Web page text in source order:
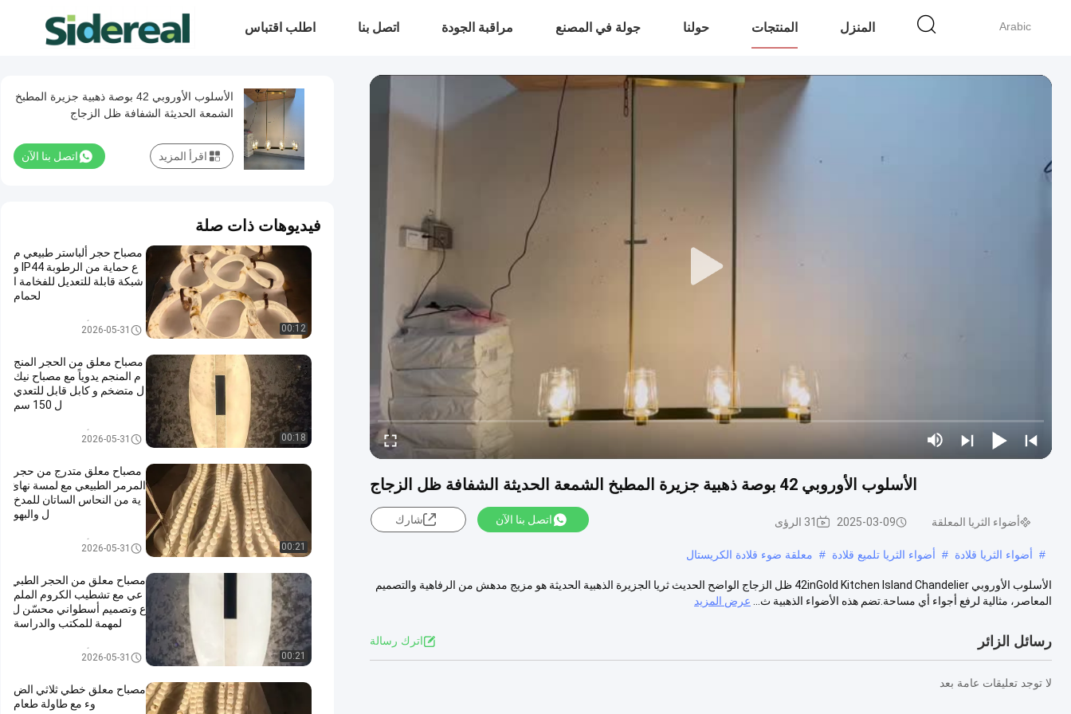
Arabic المنزل المنتجات حولنا جولة في المصنع مراقبة الجودة اتصل بنا اطلب اقتباس
الأسلوب الأوروبي 42 بوصة ذهبية جزيرة المطبخ الشمعة الحديثة الشفافة ظل الزجاج
أضواء الثريا المعلقة 2025-03-09 31 الرؤى اتصل بنا الآن شارك
# أضواء الثريا قلادة # أضواء الثريا تلميع قلادة # معلقة ضوء قلادة الكريستال
الأسلوب الأوروبي 42inGold Kitchen Island Chandelier ظل الزجاج الواضح الحديث ثريا الجزيرة الذهبية الحديثة هو مزيج مدهش من الرفاهية والتصميم
المعاصر، مثالية لرفع أجواء أي مساحة.تضم هذه الأضواء الذهبية ث...
عرض المزيد
رسائل الزائر اترك رسالة
لا توجد تعليقات عامة بعد
الأسلوب الأوروبي 42 بوصة ذهبية جزيرة المطبخ
الشمعة الحديثة الشفافة ظل الزجاج
اتصل بنا الآن اقرأ المزيد
فيديوهات ذات صلة
00:12
مصباح حجر ألباستر طبيعي م
ع حماية من الرطوبة IP44 و
شبكة قابلة للتعديل للفخامة ا
لحمام
أضواء الثريا المعلقة2026-05-31
00:18
مصباح معلق من الحجر المنج
م المنجم يدوياً مع مصباح نيك
ل متضخم و كابل قابل للتعدي
ل 150 سم
أضواء الثريا المعلقة2026-05-31
00:21
مصباح معلق متدرج من حجر
المرمر الطبيعي مع لمسة نهائ
ية من النحاس الساتان للمدخ
ل والبهو
أضواء الثريا المعلقة2026-05-31
00:21
مصباح معلق من الحجر الطبي
عي مع تشطيب الكروم الملم
ع وتصميم أسطواني محسّن ل
لمهمة للمكتب والدراسة
أضواء الثريا المعلقة2026-05-31
مصباح معلق خطي ثلاثي الض
وء مع طاولة طعام